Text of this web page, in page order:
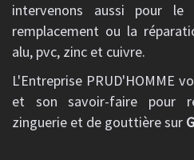
intervenons aussi pour
remplacement ou la
alu, pvc, zinc et cuivre.
L'Entreprise PRUD'HOMME
et son savoir-faire pour
zinguerie et de gouttière sur